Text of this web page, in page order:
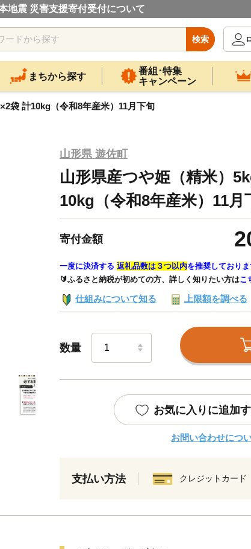
地震 災害支援寄付受付について
検索
まちから探す
番組･特集
キャンペーン
袋 計10kg（令和8年産米）11月下旬
山形県 遊佐町
山形県産つや姫（精米）
10kg（令和8年産米）11月
寄付金額
一度に決済する 返礼品数は３つ以内を推奨しておりま
🔰ふるさと納税が初めての方、詳しく知りたい方はこ
仕組みについて知る 上限額を調べる
数量
お気に入りに追加
お問い合わせにつ
支払い方法 クレジットカード